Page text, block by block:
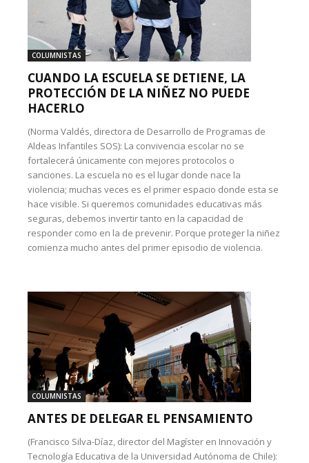
COLUMNISTAS
CUANDO LA ESCUELA SE DETIENE, LA
PROTECCIÓN DE LA NIÑEZ NO PUEDE
HACERLO
(Norma Valdés, directora de Desarrollo de Programas de
Aldeas Infantiles SOS): La convivencia escolar no se
fortalecerá únicamente con mejores protocolos o
sanciones. La escuela no es el lugar donde nace la
violencia; muchas veces es el primer espacio donde esta se
hace visible. Si queremos comunidades educativas más
seguras, debemos invertir tanto en la capacidad de
responder como en la de prevenir. Porque proteger la niñez
comienza mucho antes del primer episodio de violencia.
COLUMNISTAS
ANTES DE DELEGAR EL PENSAMIENTO
(Francisco Silva-Díaz, director del Magíster en Innovación y
Tecnología Educativa de la Universidad Autónoma de Chile):